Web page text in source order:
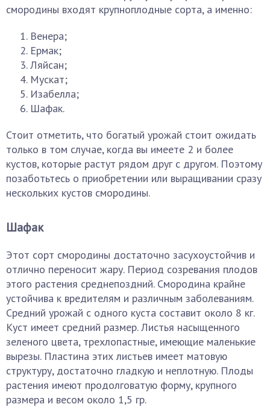
смородины входят крупноплодные сорта, а именно:
Венера;
Ермак;
Ляйсан;
Мускат;
Изабелла;
Шафак.
Стоит отметить, что богатый урожай стоит ожидать
только в том случае, когда вы имеете 2 и более
кустов, которые растут рядом друг с другом. Поэтому
позаботьтесь о приобретении или выращивании сразу
нескольких кустов смородины.
Шафак
Этот сорт смородины достаточно засухоустойчив и
отлично переносит жару. Период созревания плодов
этого растения среднепоздний. Смородина крайне
устойчива к вредителям и различным заболеваниям.
Средний урожай с одного куста составит около 8 кг.
Куст имеет средний размер. Листья насыщенного
зеленого цвета, трехлопастные, имеющие маленькие
вырезы. Пластина этих листьев имеет матовую
структуру, достаточно гладкую и неплотную. Плоды
растения имеют продолговатую форму, крупного
размера и весом около 1,5 гр.